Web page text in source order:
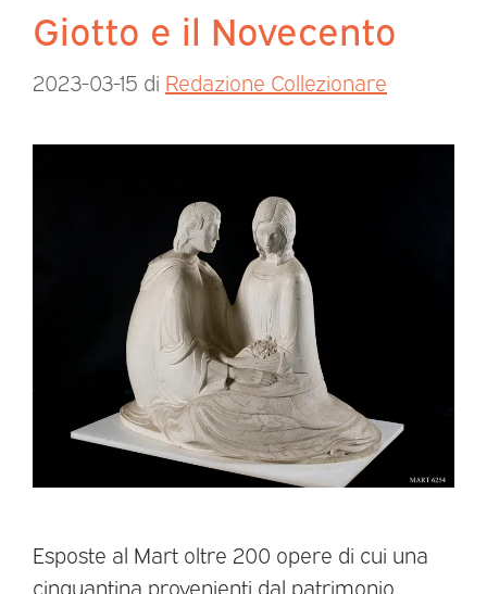
Giotto e il Novecento
2023-03-15 di Redazione Collezionare
Esposte al Mart oltre 200 opere di cui una
cinquantina provenienti dal patrimonio